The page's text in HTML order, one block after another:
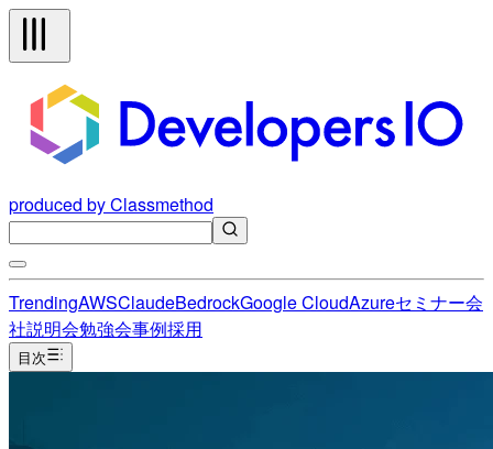
produced by Classmethod
TrendingAWSClaudeBedrockGoogle CloudAzureセミナー会
社説明会勉強会事例採用
目次